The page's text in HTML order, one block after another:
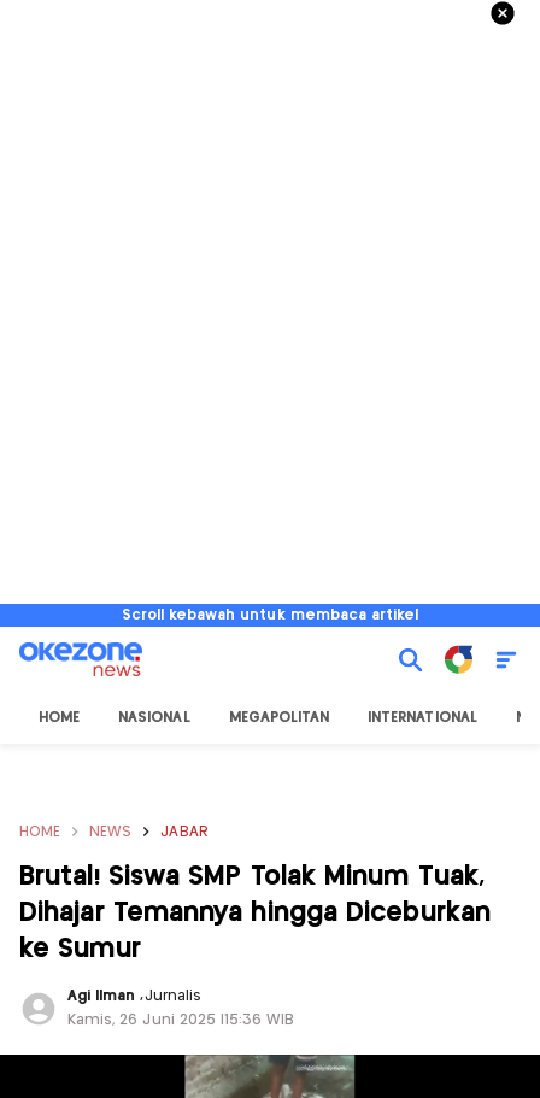
Scroll kebawah untuk membaca artikel
HOME NASIONAL MEGAPOLITAN INTERNATIONAL
HOME NEWS JABAR
Brutal! Siswa SMP Tolak Minum Tuak,
Dihajar Temannya hingga Diceburkan
ke Sumur
Agi Ilman,Jurnalis
Kamis, 26 Juni 2025 |15:36 WIB